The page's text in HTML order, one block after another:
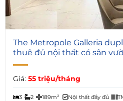
5
The Metropole Galleria
thuê đủ nội thất có sân
Giá: 55 triệu/tháng
3 2 189m² Nội thất đầy đủ